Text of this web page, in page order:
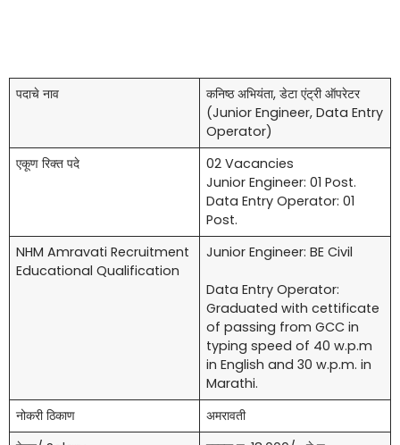
पदाचे नाव
कनिष्ठ अभियंता, डेटा एंट्री ऑपरेटर
(Junior Engineer, Data Entry
Operator)
एकूण रिक्त पदे
02 Vacancies
Junior Engineer: 01 Post.
Data Entry Operator: 01
Post.
NHM Amravati Recruitment
Educational Qualification
Junior Engineer: BE Civil
Data Entry Operator:
Graduated with cettificate
of passing from GCC in
typing speed of 40 w.p.m
in English and 30 w.p.m. in
Marathi.
नोकरी ठिकाण
अमरावती